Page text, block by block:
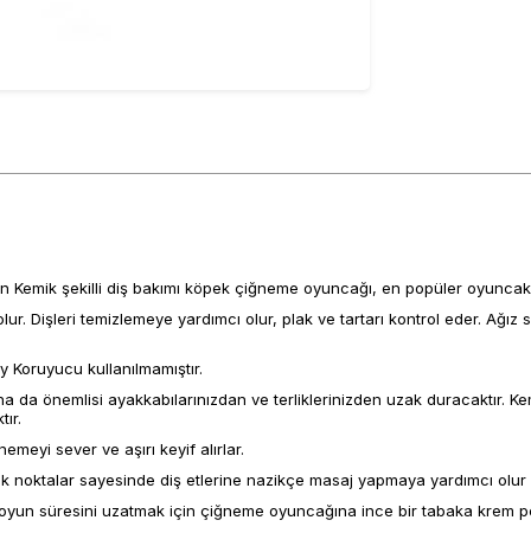
Kemik şekilli diş bakımı köpek çiğneme oyuncağı, en popüler
Dişleri temizlemeye yardımcı olur, plak ve tartarı kontrol eder. Ağız
kullanılmamıştır.
önemlisi ayakkabılarınızdan ve terliklerinizden uzak duracaktır.
sever ve aşırı keyif alırlar.
noktalar sayesinde diş etlerine nazikçe masaj yapmaya yardımcı olur
süresini uzatmak için çiğneme oyuncağına ince bir tabaka krem